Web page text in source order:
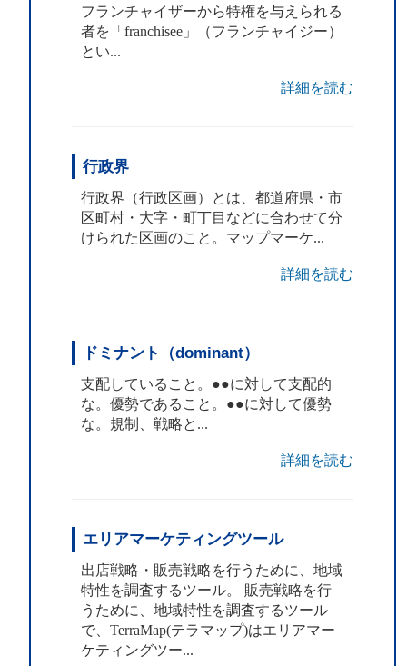
フランチャイザーから特権を与えられる
者を「franchisee」（フランチャイジー）
とい...
詳細を読む
行政界
行政界（行政区画）とは、都道府県・市
区町村・大字・町丁目などに合わせて分
けられた区画のこと。マップマーケ...
詳細を読む
ドミナント（dominant）
支配していること。●●に対して支配的
な。優勢であること。●●に対して優勢
な。規制、戦略と...
詳細を読む
エリアマーケティングツール
出店戦略・販売戦略を行うために、地域
特性を調査するツール。 販売戦略を行
うために、地域特性を調査するツール
で、TerraMap(テラマップ)はエリアマー
ケティングツー...